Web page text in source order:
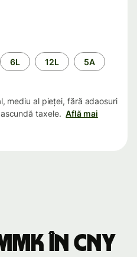
6L 12L 5A
mediu al pieței, fără adaosuri
taxele. Află mai
în CNY